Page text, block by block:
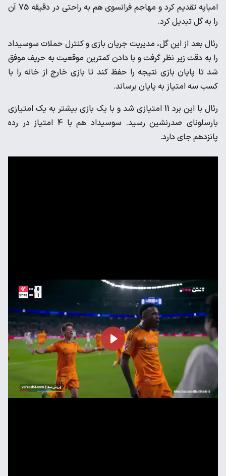
امباپه تقدیم کرد و مهاجم فرانسوی هم به راحتی در دقیقه 75 آن
را به گل تبدیل کرد.
رئال بعد از این گل، مدیریت جریان بازی و کنترل حملات سوسیداد
را به دقت زیر نظر گرفت و با دادن کمترین موقعیت به حریف موفق
شد تا پایان بازی نتیجه را حفظ کند تا بازی خارج از خانه را با
کسب سه امتیاز به پایان برساند.
رئال با این برد 11 امتیازی شد و با یک بازی بیشتر به یک امتیازی
بارسلونای صدرنشین رسید. سوسیداد هم با 4 امتیاز در رده
پانزدهم جای دارد.